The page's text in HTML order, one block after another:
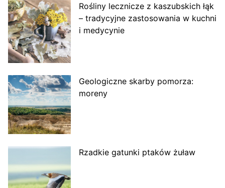
Rośliny lecznicze z kaszubskich łąk
– tradycyjne zastosowania w kuchni
i medycynie
Geologiczne skarby pomorza:
moreny
Rzadkie gatunki ptaków żuław